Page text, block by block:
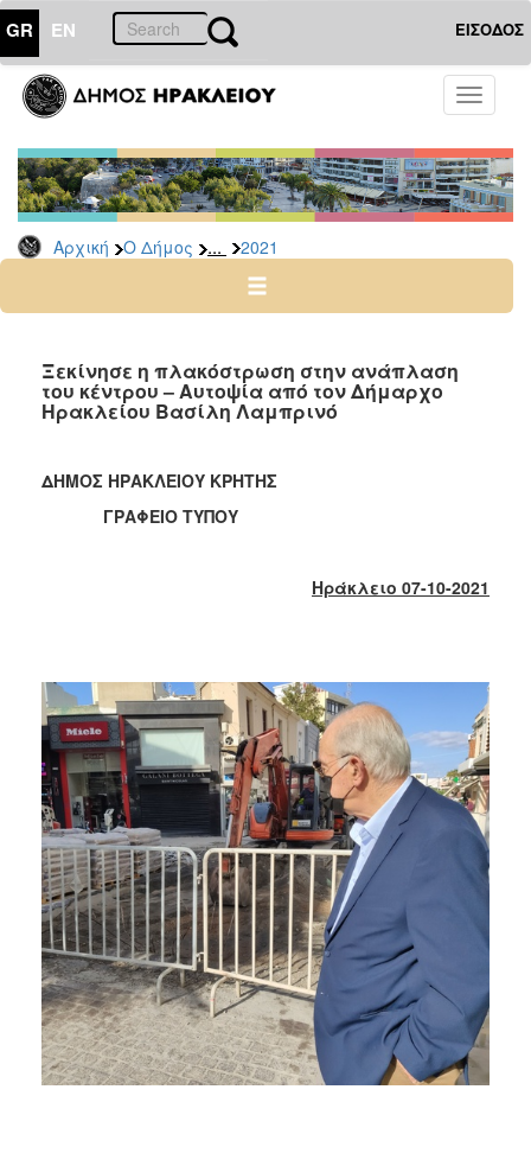
GR EN ΕΙΣΟΔΟΣ
Toggle
Αρχική Ο Δήμος ... 2021
ΔΗΜΟΣ
Δελτία
Τύπου
Αρχείο
2026
2024
2022
2021
2013
2012
2011
2010
2006
ΤΟΠΟΣ
ΠΟΛΙΤΙΣΜΟΣ
ΑΝΘΕΚΤΙΚΗ
Ξεκίνησε η πλακόστρωση στην ανάπλαση
του κέντρου – Αυτοψία από τον Δήμαρχο
Ηρακλείου Βασίλη Λαμπρινό
ΔΗΜΟΣ ΗΡΑΚΛΕΙΟΥ ΚΡΗΤΗΣ
ΓΡΑΦΕΙΟ ΤΥΠΟΥ
Ηράκλειο 07-10-2021